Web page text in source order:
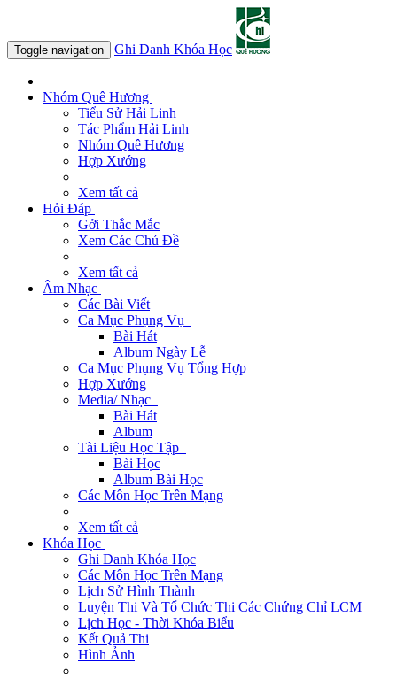
Toggle navigation Ghi Danh Khóa Học
Nhóm Quê Hương
Tiểu Sử Hải Linh
Tác Phẩm Hải Linh
Nhóm Quê Hương
Hợp Xướng
Xem tất cả
Hỏi Đáp
Gởi Thắc Mắc
Xem Các Chủ Đề
Xem tất cả
Âm Nhạc
Các Bài Viết
Ca Mục Phụng Vụ
Bài Hát
Album Ngày Lễ
Ca Mục Phụng Vụ Tổng Hợp
Hợp Xướng
Media/ Nhạc
Bài Hát
Album
Tài Liệu Học Tập
Bài Học
Album Bài Học
Các Môn Học Trên Mạng
Xem tất cả
Khóa Học
Ghi Danh Khóa Học
Các Môn Học Trên Mạng
Lịch Sử Hình Thành
Luyện Thi Và Tổ Chức Thi Các Chứng Chỉ LCM
Lịch Học - Thời Khóa Biểu
Kết Quả Thi
Hình Ảnh